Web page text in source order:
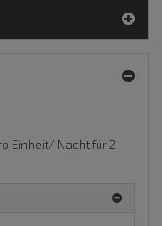
Einheit/ Nacht für 2